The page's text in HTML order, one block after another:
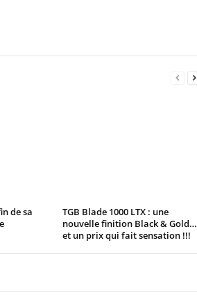
de sa
TGB Blade 1000 LTX : une
nouvelle finition Black & Gold…
et un prix qui fait sensation !!!